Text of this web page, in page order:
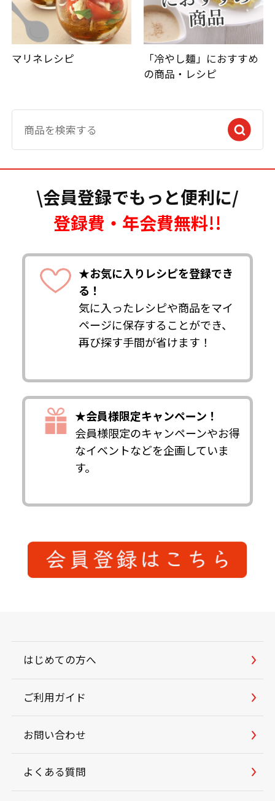
マリネレシピ
「冷やし麺」におすすめ
の商品・レシピ
\会員登録でもっと便利に/
登録費・年会費無料!!
★お気に入りレシピを登録でき
る！
気に入ったレシピや商品をマイ
ページに保存することができ、
再び探す手間が省けます！
★会員様限定キャンペーン！
会員様限定のキャンペーンやお得
なイベントなどを企画していま
す。
はじめての方へ
ご利用ガイド
お問い合わせ
よくある質問